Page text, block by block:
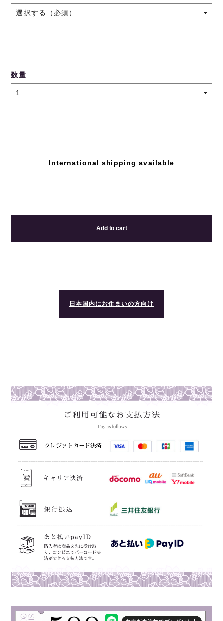
数量
International shipping available
Add to cart
日本国内にお住まいの方向け